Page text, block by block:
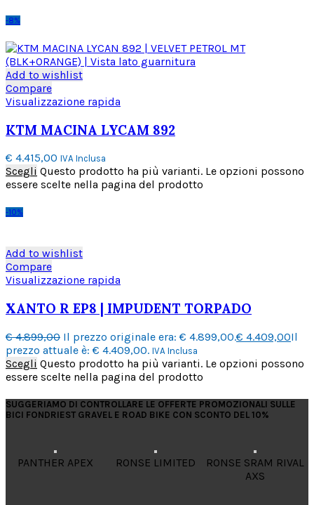
-8%
Add to wishlist
Compare
Visualizzazione rapida
KTM MACINA LYCAM 892
€ 4.415,00 IVA Inclusa
Scegli Questo prodotto ha più varianti. Le opzioni possono
essere scelte nella pagina del prodotto
-10%
Add to wishlist
Compare
Visualizzazione rapida
XANTO R EP8 | IMPUDENT TORPADO
€4.899,00 Il prezzo originale era: € 4.899,00.€ 4.409,00Il
prezzo attuale è: € 4.409,00. IVA Inclusa
Scegli Questo prodotto ha più varianti. Le opzioni possono
essere scelte nella pagina del prodotto
SUGGERIAMO DI CONTROLLARE LE OFFERTE PROMOZIONALI SULLE
BICI FONDRIEST GRAVEL E ROAD BIKE CON SCONTO DEL 10%
PANTHER APEX RONSE LIMITED
RONSE SRAM RIVAL
AXS